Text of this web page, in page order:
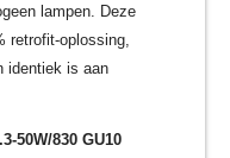
lampen. Deze
retrofit-oplossing,
identiek is aan
50W/830 GU10